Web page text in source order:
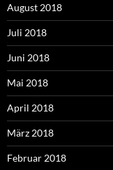
August 2018
Juli 2018
Juni 2018
Mai 2018
April 2018
März 2018
Februar 2018